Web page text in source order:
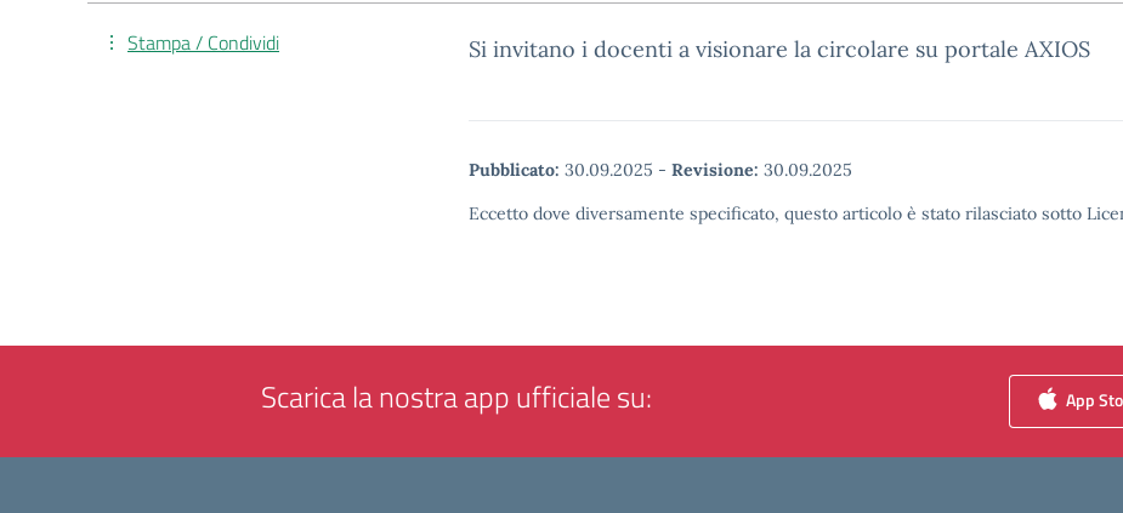
Si invitano i docenti a visionare la circolare su portale AXIOS
Pubblicato: 30.09.2025 - Revisione: 30.09.2025
Eccetto dove diversamente specificato, questo articolo è stato rilasciato sotto
Stampa / Condividi
Scarica la nostra app ufficiale su: App